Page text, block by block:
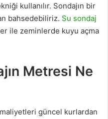
kullanılır. Sondajın bir
bahsedebiliriz. Su sondaj
ile zeminlerde kuyu açma
Metresi Ne
maliyetleri güncel kurlardan